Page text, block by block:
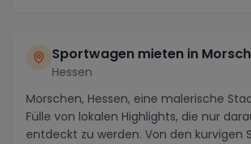
Sportwagen mieten in
Hessen
Morschen, Hessen, eine malerische
Fülle von lokalen Highlights, die nur
entdeckt zu werden. Von den kurvigen